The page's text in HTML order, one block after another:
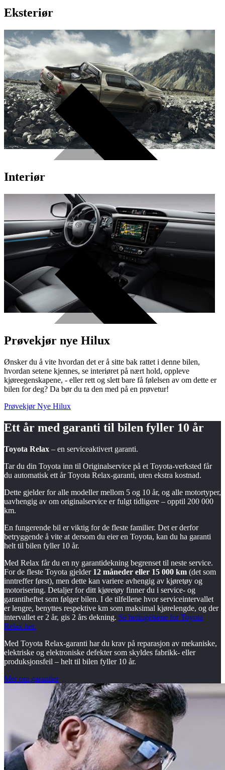
Eksteriør
Interiør
Prøvekjør nye Hilux
Ønsker du å vite hvordan det er å sitte bak rattet i denne bilen,
hvordan setene kjennes, se interiøret på nært hold, oppleve
kjøreegenskapene, - eller rett og slett bare få følelsen av om dette er
bilen for deg? Da bør du ta den med på en prøvetur!
Prøvekjør Nye Hilux
Ett år med garanti til bilen fyller 10 år
Toyota Relax – en serviceaktivert garanti.
Tar du din Toyota inn til Originalservice på et Toyota-verksted får
du automatisk ett år Toyota Relax-garanti, uten ekstra kostnad.
Dette gjelder for alle modeller mellom 5 og 10 år, og alle motortyper,
uavhengig av om originalservice er fulgt tidligere – opptil 200 000
km.
En fungerende bil er viktig for de fleste familier. Det er derfor
betryggende å vite at dersom du eier en Toyota, kan du ha garanti
helt til bilen fyller 10 år.
Med Relax får du en ny garantidekning begrenset til neste service.
For de fleste Toyota gjelder 12 måneder eller 15 000 km (det som
inntreffer først), men dette kan variere avhengig av kjøretøy og
motorisering. Detaljer for ditt kjøretøy finner du i service- og
garantiheftet som følger bilen. I de tilfellene hvor serviceintervallet
er lengre, benyttes respektive km som maksimal kjørelengde, og der
intervallet er 2 år, gis 2 års dekning. Se betingelsene for Toyota
Relax her.
Med Toyota Relax-garanti har du krav på reparasjon av mekaniske,
elektriske og elektroniske defekter som skyldes fabrikk- eller
produksjonsfeil – helt til bilen fyller 10 år.
Mer om garantier